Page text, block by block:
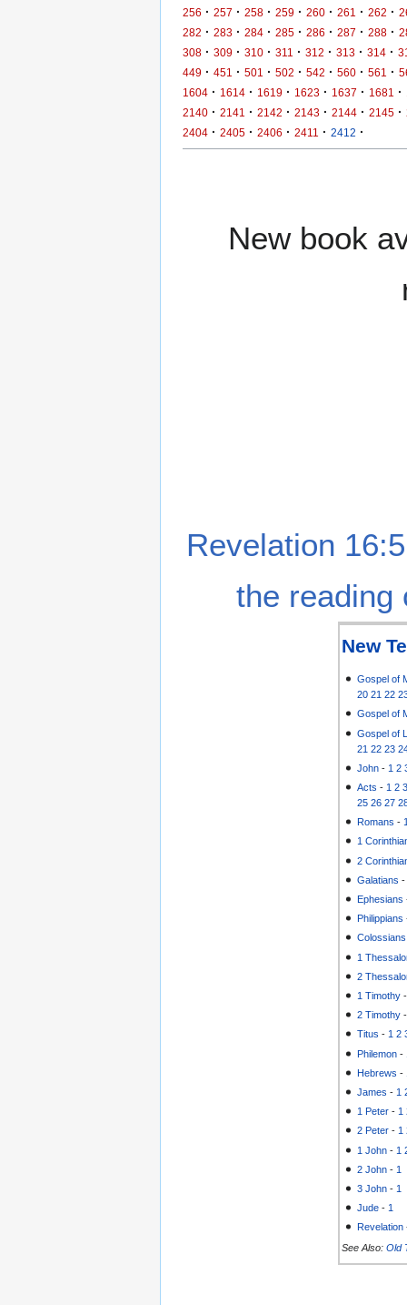
256 · 257 · 258 · 259 · 260 · 261 · 262 ·
282 · 283 · 284 · 285 · 286 · 287 · 288 ·
308 · 309 · 310 · 311 · 312 · 313 · 314 ·
449 · 451 · 501 · 502 · 542 · 560 · 561 ·
1604 · 1614 · 1619 · 1623 · 1637 · 1681 ·
2140 · 2141 · 2142 · 2143 · 2144 · 2145 ·
2404 · 2405 · 2406 · 2411 · 2412 ·
New book
Revelation
the reading
New
Gospel of
20 21 22
Gospel of
Gospel of
21 22 23
John - 1 2
Acts - 1 2
25 26 27
Romans -
1
2
Galatians
Ephesians
Philippians
Colossians
1
2
1 Timothy
2 Timothy
Titus -1 2
Philemon -
Hebrews -
James - 1
1 Peter - 1
2 Peter -1
1 John - 1
2 John - 1
3 John - 1
Jude - 1
Revelation
See Also: Old